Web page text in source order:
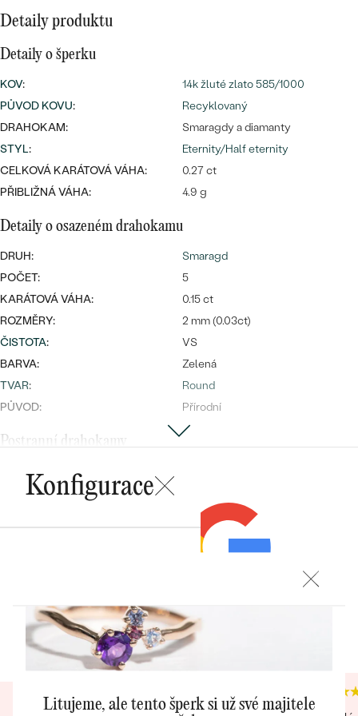
Wave kolekce
PROHLÉDNOUT
PODLE TVARU KAMENE
NA MÍRU
DIAMANTY
Bestsellery
Personalizované
přívěsky
Nejprodávanější
prsteny
Detaily produktu
Detaily o šperku
KOV:
14k žluté zlato 585/1000
PŮVOD KOVU:
Recyklovaný
DRAHOKAM:
Smaragdy a diamanty
STYL:
Eternity/Half eternity
CELKOVÁ KARÁTOVÁ VÁHA:
0.27 ct
PŘIBLIŽNÁ VÁHA:
4.9 g
Detaily o osazeném drahokamu
DRUH:
Smaragd
POČET:
5
KARÁTOVÁ VÁHA:
0.15 ct
ROZMĚRY:
2 mm (0.03ct)
ČISTOTA:
VS
BARVA:
Zelená
TVAR:
Round
PŮVOD:
Přírodní
Postranní drahokamy
DRUH:
POČET:
0.12 ct
2.00 mm (0.03ct)
Round
PŮVOD:
Přírodní
Konfigurace
ULOŽIT
Heureka recenze
4.9
Google recenze
4.7
Litujeme, ale tento šperk si už své majitele